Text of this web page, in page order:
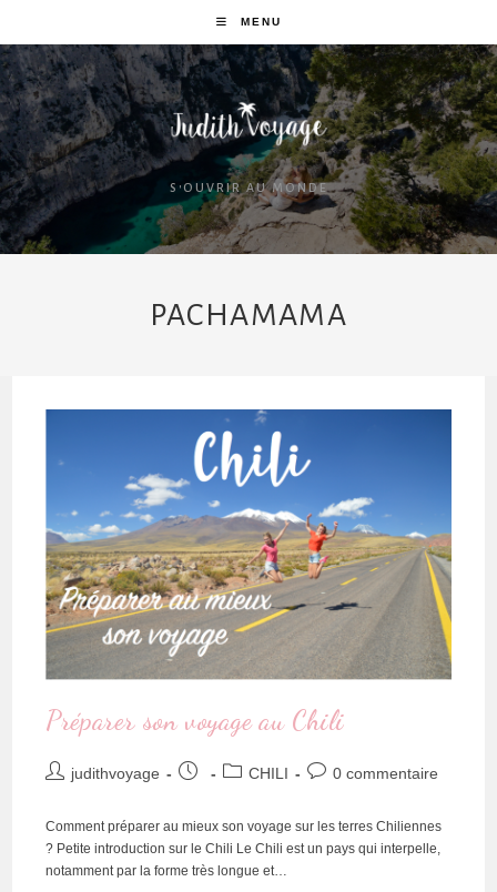
MENU
S'OUVRIR AU MONDE
PACHAMAMA
Préparer son voyage au Chili
judithvoyage CHILI 0 commentaire
Comment préparer au mieux son voyage sur les terres Chiliennes
? Petite introduction sur le Chili Le Chili est un pays qui interpelle,
notamment par la forme très longue et…